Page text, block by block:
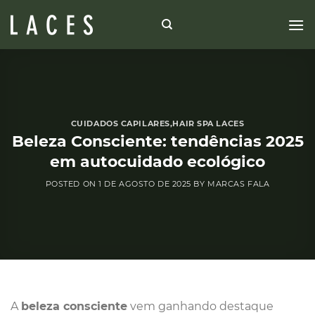
CUIDADOS CAPILARES,HAIR SPA LACES
Beleza Consciente: tendências 2025
em autocuidado ecológico
POSTED ON1 DE AGOSTO DE 2025 BY MARCAS FALA
A beleza consciente vem ganhando destaque